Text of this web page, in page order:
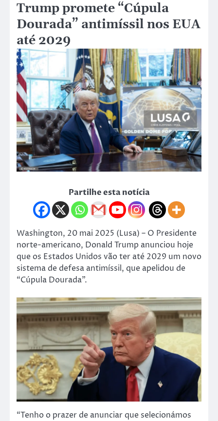
Trump promete “Cúpula
Dourada” antimíssil nos EUA
até 2029
Partilhe esta notícia
Washington, 20 mai 2025 (Lusa) – O Presidente
norte-americano, Donald Trump anunciou hoje
que os Estados Unidos vão ter até 2029 um novo
sistema de defesa antimíssil, que apelidou de
“Cúpula Dourada”.
“Tenho o prazer de anunciar que selecionámos